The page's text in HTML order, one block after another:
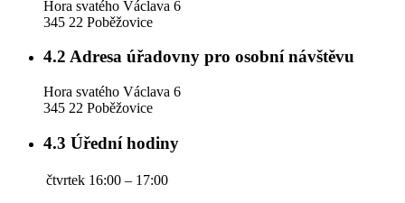
Hora svatého Václava 6
345 22 Poběžovice
4.2 Adresa úřadovny pro osobní návštěvu
Hora svatého Václava 6
345 22 Poběžovice
4.3 Úřední hodiny
čtvrtek 16:00 – 17:00